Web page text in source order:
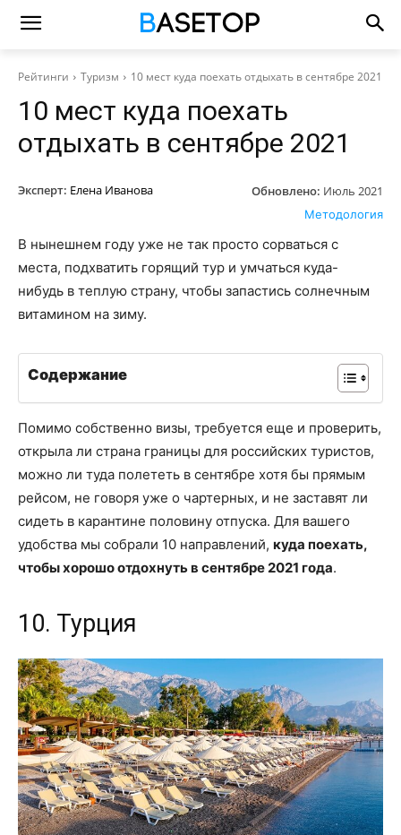
Рейтинги Туризм 10 мест куда поехать отдыхать в сентябре 2021
10 мест куда поехать
отдыхать в сентябре 2021
Эксперт: Елена Иванова Обновлено: Июль 2021
Методология
В нынешнем году уже не так просто сорваться с
места, подхватить горящий тур и умчаться куда-
нибудь в теплую страну, чтобы запастись солнечным
витамином на зиму.
Содержание
Помимо собственно визы, требуется еще и проверить,
открыла ли страна границы для российских туристов,
можно ли туда полететь в сентябре хотя бы прямым
рейсом, не говоря уже о чартерных, и не заставят ли
сидеть в карантине половину отпуска. Для вашего
удобства мы собрали 10 направлений, куда поехать,
чтобы хорошо отдохнуть в сентябре 2021 года.
10. Турция